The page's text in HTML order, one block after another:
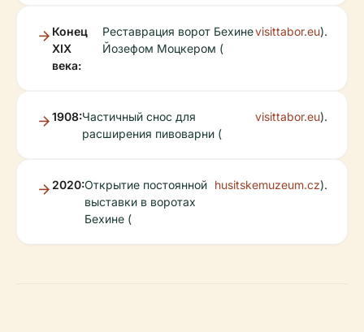
Конец
XIX
века:
Реставрация ворот Бехине
Йозефом Моцкером (
visittabor.eu).
1908:Частичный снос для
расширения пивоварни (
visittabor.eu).
2020:Открытие постоянной
выставки в воротах
Бехине (
husitskemuzeum.cz).